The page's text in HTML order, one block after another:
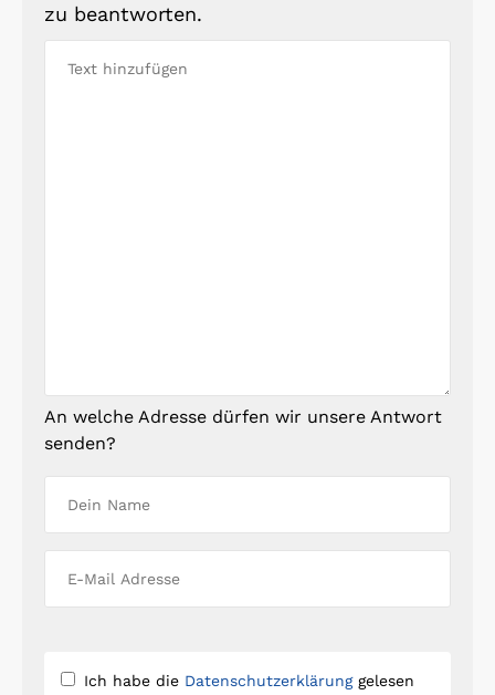
zu beantworten.
An welche Adresse dürfen wir unsere Antwort
senden?
Ich habe die Datenschutzerklärunggelesen